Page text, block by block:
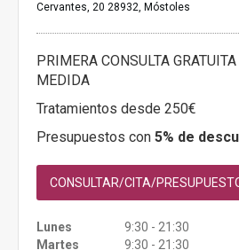
Cervantes, 20 28932, Móstoles
PRIMERA CONSULTA
MEDIDA
Tratamientos desde 250€
Presupuestos con 5% de
CONSULTAR/CITA/
Lunes
9:30 - 21:30
Martes
9:30 - 21:30